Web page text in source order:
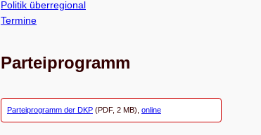
Politik überregional
Termine
Parteiprogramm
Parteiprogramm der DKP (PDF, 2 MB), online